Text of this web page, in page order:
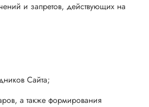
и запретов, действующих на
Сайта;
а также формирования